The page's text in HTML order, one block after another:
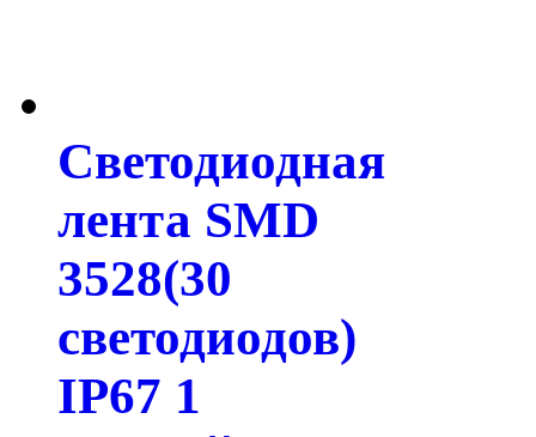
Светодиодная
лента SMD
3528(30
светодиодов)
IP67 1